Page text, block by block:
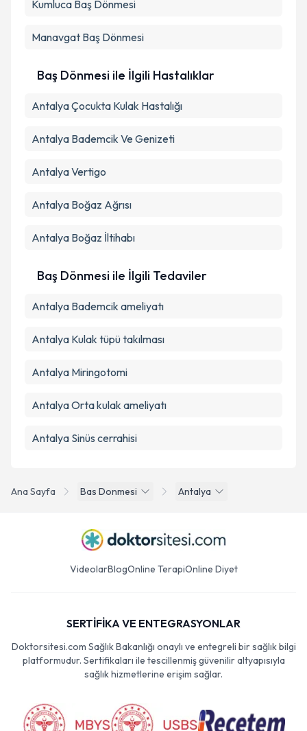
Ana Sayfa Bas Donmesi Antalya
Kumluca Baş Dönmesi
Manavgat Baş Dönmesi
Baş Dönmesi ile İlgili Hastalıklar
Antalya Çocukta Kulak Hastalığı
Antalya Bademcik Ve Genizeti
Antalya Vertigo
Antalya Boğaz Ağrısı
Antalya Boğaz İltihabı
Baş Dönmesi ile İlgili Tedaviler
Antalya Bademcik ameliyatı
Antalya Kulak tüpü takılması
Antalya Miringotomi
Antalya Orta kulak ameliyatı
Antalya Sinüs cerrahisi
VideolarBlogOnline TerapiOnline Diyet
SERTİFİKA VE ENTEGRASYONLAR
Doktorsitesi.com Sağlık Bakanlığı onaylı ve entegreli bir sağlık bilgi
platformudur. Sertifikaları ile tescillenmiş güvenilir altyapısıyla
sağlık hizmetlerine erişim sağlar.